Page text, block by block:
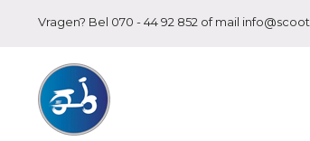
Vragen? Bel 070 - 44 92 852 of mail